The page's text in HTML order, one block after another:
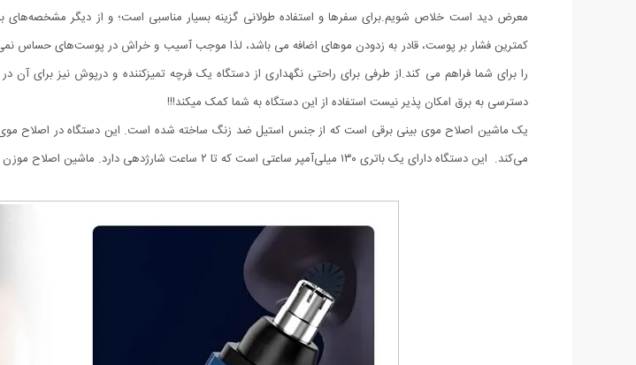
معرض دید است خلاص شویم.برای سفرها و استفاده طولانی گزینه بسیار مناسبی است؛ و از دیگر
کمترین فشار بر پوست، قادر به زدودن موهای اضافه می باشد، لذا موجب آسیب و خراش در پوست‌های حساس
را برای شما فراهم می کند.از طرفی برای راحتی نگهداری از دستگاه یک فرچه تمیزکننده و درپوش نیز برای
دسترسی به برق امکان پذیر نیست استفاده از این دستگاه به شما کمک میکند!!!
یک ماشین اصلاح موی بینی برقی است که از جنس استیل ضد زنگ ساخته شده است. این دستگاه در اصلاح موی
می‌کند. این دستگاه دارای یک باتری ۱۳۰ میلی‌آمپر ساعتی است که تا ۲ ساعت شارژدهی دارد. ماشین اصلاح موزن بینی و گوش STYLISH همچنین دارای یک پورت شارژ پیشرفته Type-C است.